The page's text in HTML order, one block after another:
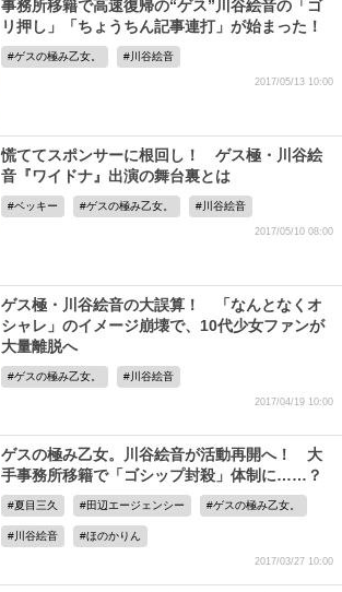
事務所移籍で高速復帰の“ゲス”川谷絵音の「ゴ
リ押し」「ちょうちん記事連打」が始まった！
ゲスの極み乙女。 川谷絵音
2017/05/13 10:00
慌ててスポンサーに根回し！ ゲス極・川谷絵
音『ワイドナ』出演の舞台裏とは
ベッキー ゲスの極み乙女。 川谷絵音
2017/05/10 08:00
ゲス極・川谷絵音の大誤算！ 「なんとなくオ
シャレ」のイメージ崩壊で、10代少女ファンが
大量離脱へ
ゲスの極み乙女。 川谷絵音
2017/04/19 10:00
ゲスの極み乙女。川谷絵音が活動再開へ！ 大
手事務所移籍で「ゴシップ封殺」体制に……？
夏目三久 田辺エージェンシー ゲスの極み乙女。
川谷絵音 ほのかりん
2017/03/27 10:00